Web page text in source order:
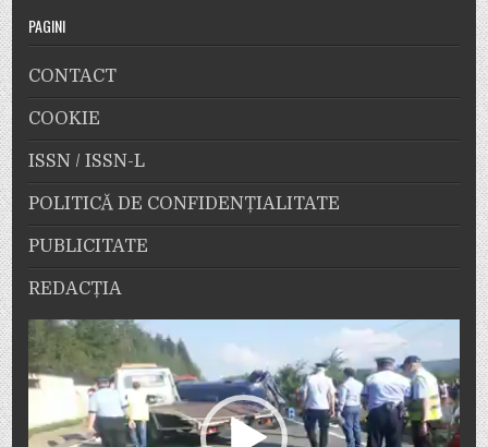
PAGINI
CONTACT
COOKIE
ISSN / ISSN-L
POLITICĂ DE CONFIDENȚIALITATE
PUBLICITATE
REDACȚIA
Player
video